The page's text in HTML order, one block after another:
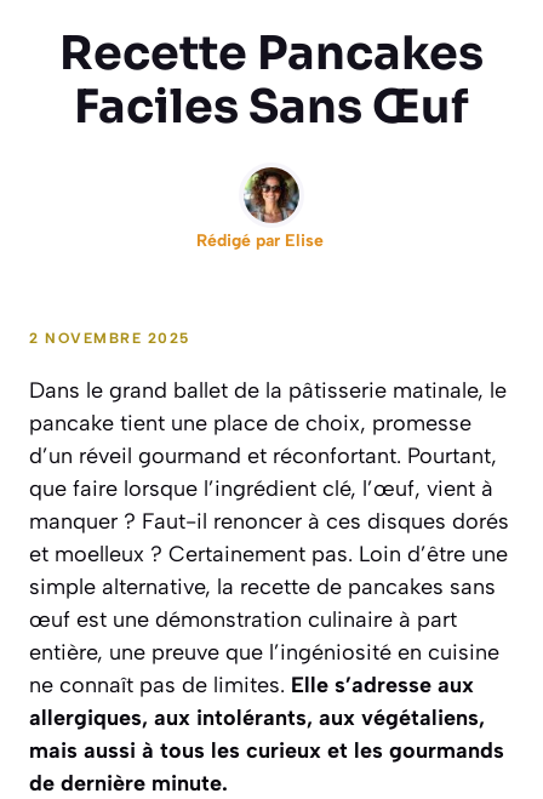
Recette Pancakes
Faciles Sans Œuf
Rédigé par Elise
2 NOVEMBRE 2025
Dans le grand ballet de la pâtisserie matinale, le
pancake tient une place de choix, promesse
d’un réveil gourmand et réconfortant. Pourtant,
que faire lorsque l’ingrédient clé, l’œuf, vient à
manquer ? Faut-il renoncer à ces disques dorés
et moelleux ? Certainement pas. Loin d’être une
simple alternative, la recette de pancakes sans
œuf est une démonstration culinaire à part
entière, une preuve que l’ingéniosité en cuisine
ne connaît pas de limites. Elle s’adresse aux
allergiques, aux intolérants, aux végétaliens,
mais aussi à tous les curieux et les gourmands
de dernière minute.